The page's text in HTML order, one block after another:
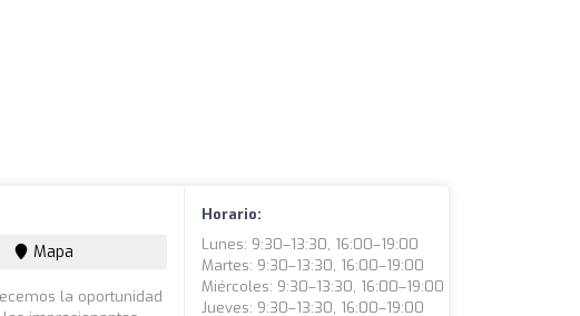
Mapa
la oportunidad
Horario:
Lunes: 9:30–13:30, 16:00–19:00
Martes: 9:30–13:30, 16:00–19:00
Miércoles: 9:30–13:30, 16:00–19:00
Jueves: 9:30–13:30, 16:00–19:00